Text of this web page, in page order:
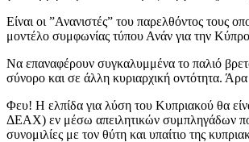
Είναι οι ”Ανανιστές” του παρελθόντος τους
μοντέλο συμφωνίας τύπου Ανάν για την
Να επαναφέρουν συγκαλυμμένα το παλιό
σύνορο και σε άλλη κυριαρχική οντότητα.
Φευ! Η ελπίδα για λύση του Κυπριακού θα
ΔΕΑΧ) εν μέσω απειλητικών συμπληγάδων
συνομιλίες με τον θύτη και υπαίτιο της